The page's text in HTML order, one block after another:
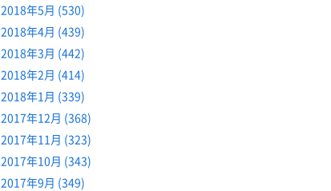
2018年5月 (530)
2018年4月 (439)
2018年3月 (442)
2018年2月 (414)
2018年1月 (339)
2017年12月 (368)
2017年11月 (323)
2017年10月 (343)
2017年9月 (349)